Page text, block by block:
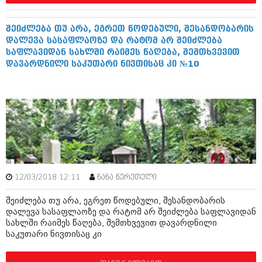
შოუბიზნესი
დაიჯესტი
ქალი და მამაკაცი
ანონსი
არქივი
ივლისი 2018 (223)
ივნისი 2018 (244)
მაისი 2018 (211)
აპრილი 2018 (194)
მარტი 2018 (256)
თებერვალი 2018 (208)
იანვარი 2018 (215)
ისტორია
სხვადასხვა
ანონსი
ნოემბერი 2020 (103)
ოქტომბერი 2020 (209)
სექტემბერი 2020 (204)
აგვისტო 2020 (249)
ივლისი 2020 (204)
ივნისი 2020 (249)
არქივის ზომის ნახვა
შეიძლება თუ არა, ეგრეთ წოდებული, შესანდობარის
დალევა სასაფლაოზე და რატომ არ შეიძლება
საფლავიდან სახლში რაიმეს წაღება, შემთხვევით
დავარდნილი საკუთარი ნივთისაც კი №10
12/03/2018 12:11 ნანა წერეთელი
შეიძლება თუ არა, ეგრეთ წოდებული, შესანდობარის
დალევა სასაფლაოზე და რატომ არ შეიძლება საფლავიდან
სახლში რაიმეს წაღება, შემთხვევით დავარდნილი
საკუთარი ნივთისაც კი